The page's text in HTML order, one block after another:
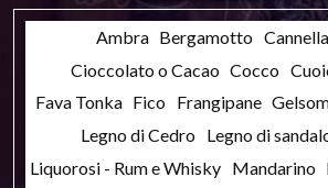
Ambra Bergamotto Cannella
Cioccolato o Cacao Cocco
Fava Tonka Fico Frangipane
Legno di Cedro Legno di
Liquorosi - Rum e Whisky Mandarino